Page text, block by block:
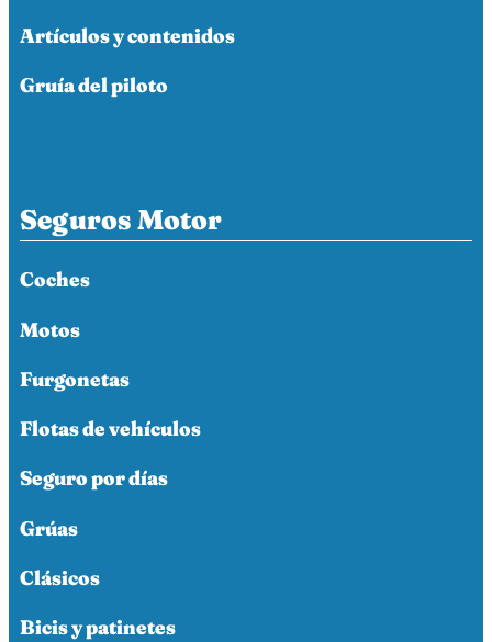
Artículos y contenidos
Gruía del piloto
Seguros Motor
Coches
Motos
Furgonetas
Flotas de vehículos
Seguro por días
Grúas
Clásicos
Bicis y patinetes